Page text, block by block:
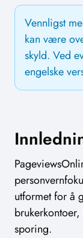
Vennligst
kan være
skyld. Ved
engelske
utformet for å
sporing.